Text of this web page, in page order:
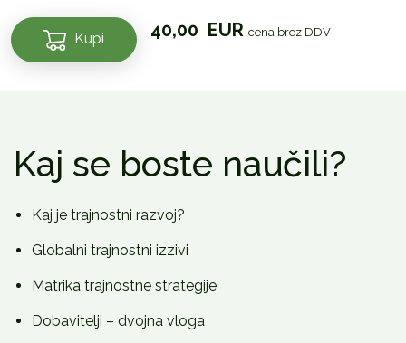
Trajnostna
nabava
količina
Kupi 40,00 EUR cena brez DDV
Kaj se boste naučili?
Kaj je trajnostni razvoj?
Globalni trajnostni izzivi
Matrika trajnostne strategije
Dobavitelji – dvojna vloga